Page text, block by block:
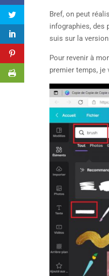
Bref, on peut
infographies, des
suis sur la
Pour revenir à
premier temps, je